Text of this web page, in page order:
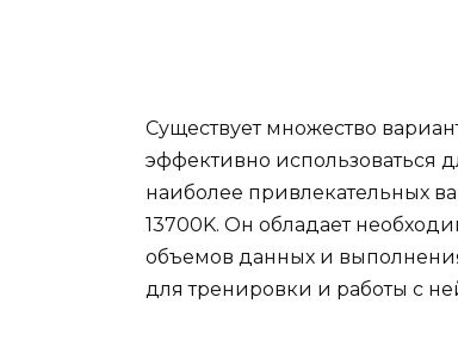
Существует множество
эффективно использоваться
наиболее привлекательных
13700K. Он обладает
объемов данных и
для тренировки и работы с